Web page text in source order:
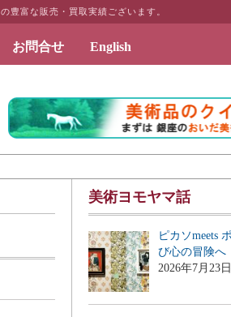
豊富な販売・買取実績ございます。
お問合せ English
美術ヨモヤマ話
ピカソmeets
び心の冒険へ
2026年7月23日